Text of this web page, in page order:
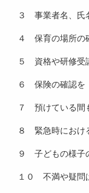
３ 事業者名、氏
４ 保育の場所の
５ 資格や研修受
６ 保険の確認を
７ 預けている間
８ 緊急時におけ
９ 子どもの様子
１０ 不満や疑問